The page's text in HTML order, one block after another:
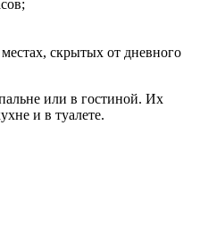
скрытых от дневного
или в гостиной. Их
и в туалете.